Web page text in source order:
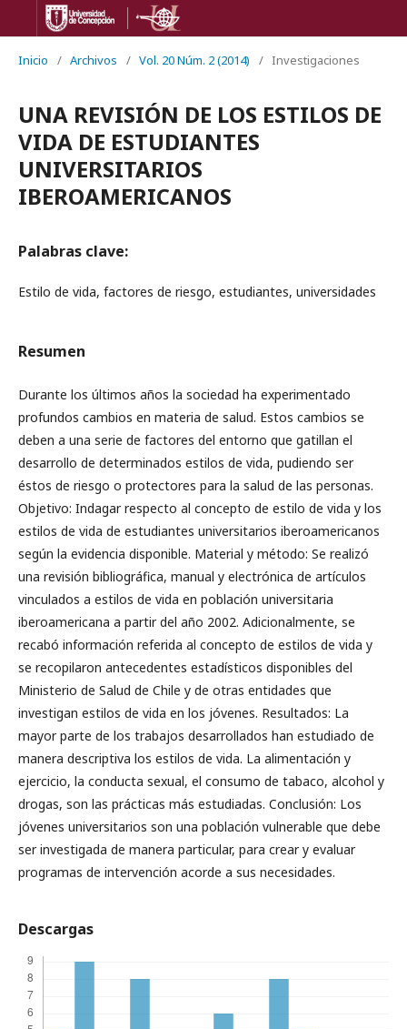
Inicio / Archivos / Vol. 20 Núm. 2 (2014) / Investigaciones
UNA REVISIÓN DE LOS ESTILOS DE
VIDA DE ESTUDIANTES
UNIVERSITARIOS
IBEROAMERICANOS
Palabras clave:
Estilo de vida, factores de riesgo, estudiantes, universidades
Resumen
Durante los últimos años la sociedad ha experimentado
profundos cambios en materia de salud. Estos cambios se
deben a una serie de factores del entorno que gatillan el
desarrollo de determinados estilos de vida, pudiendo ser
éstos de riesgo o protectores para la salud de las personas.
Objetivo: Indagar respecto al concepto de estilo de vida y los
estilos de vida de estudiantes universitarios iberoamericanos
según la evidencia disponible. Material y método: Se realizó
una revisión bibliográfica, manual y electrónica de artículos
vinculados a estilos de vida en población universitaria
iberoamericana a partir del año 2002. Adicionalmente, se
recabó información referida al concepto de estilos de vida y
se recopilaron antecedentes estadísticos disponibles del
Ministerio de Salud de Chile y de otras entidades que
investigan estilos de vida en los jóvenes. Resultados: La
mayor parte de los trabajos desarrollados han estudiado de
manera descriptiva los estilos de vida. La alimentación y
ejercicio, la conducta sexual, el consumo de tabaco, alcohol y
drogas, son las prácticas más estudiadas. Conclusión: Los
jóvenes universitarios son una población vulnerable que debe
ser investigada de manera particular, para crear y evaluar
programas de intervención acorde a sus necesidades.
Descargas